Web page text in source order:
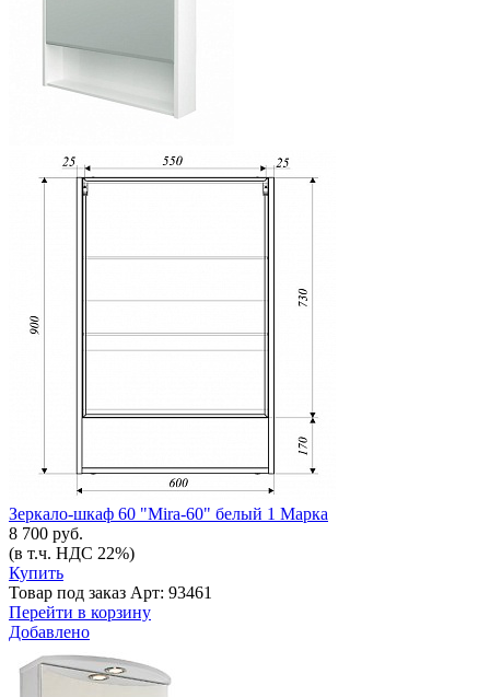
Зеркало-шкаф 60 "Mira-60" белый 1 Марка
8 700 руб.
(в т.ч. НДС 22%)
Купить
Товар под заказ Арт: 93461
Перейти в корзину
Добавлено